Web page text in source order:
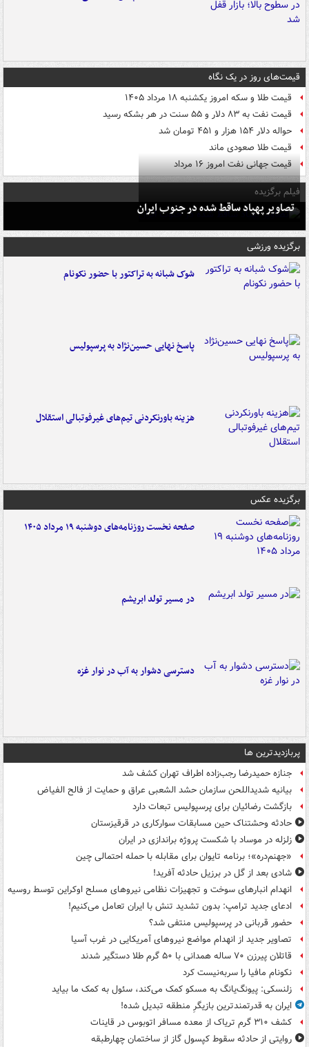
قیمت‌های روز در یک نگاه
قیمت طلا و سکه امروز یکشنبه ۱۸ مرداد ۱۴۰۵
قیمت نفت به ۸۳ دلار و ۵۵ سنت در هر بشکه رسید
حواله دلار ۱۵۴ هزار و ۴۵۱ تومان شد
قیمت طلا صعودی ماند
قیمت جهانی نفت امروز ۱۶ مرداد
فیلم برگزیده
تصاویر پهپاد ساقط شده در جنوب ایران
برگزیده ورزشی
شوک شبانه به تراکتور با حضور نکونام
پاسخ نهایی حسین‌نژاد به پرسپولیس
هزینه باورنکردنی تیم‌های غیرفوتبالی استقلال
برگزیده عکس
صفحه نخست روزنامه‌های دوشنبه ۱۹ مرداد ۱۴۰۵
در مسیر تولد ابریشم
دسترسی دشوار به آب در نوار غزه
پربازدیدترین ها
جنازه حمیدرضا رجب‌زاده اطراف تهران کشف شد
بیانیه شدیداللحن سازمان حشد الشعبی عراق و حمایت از فالح الفیاض
بازگشت رضائیان برای پرسپولیس تبعات دارد
حادثه وحشتناک حین مسابقات سوارکاری در قرقیزستان
زلزله در موساد با شکست پروژه براندازی در ایران
«جهنم‌دره»؛ برنامه تایوان برای مقابله با حمله احتمالی چین
شادی بعد از گل در برزیل حادثه آفرید!
انهدام انبارهای سوخت و تجهیزات نظامی نیروهای مسلح اوکراین توسط روسیه
ادعای جدید ترامپ: بدون تشدید تنش با ایران تعامل می‌کنیم!
حضور قربانی در پرسپولیس منتفی شد؟
تصاویر جدید از انهدام مواضع نیروهای آمریکایی در غرب آسیا
قاتلان پیرزن ۷۰ ساله همدانی با ۵۰ گرم طلا دستگیر شدند
نکونام مافیا را سربه‌نیست کرد
زلنسکی: پیونگ‌یانگ به مسکو کمک می‌کند، سئول به کمک ما بیاید
ایران به قدرتمندترین بازیگرِ منطقه تبدیل شده!
کشف ۳۱۰ گرم تریاک از معده مسافر اتوبوس در قاینات
روایتی از حادثه سقوط کپسول گاز از ساختمان چهارطبقه